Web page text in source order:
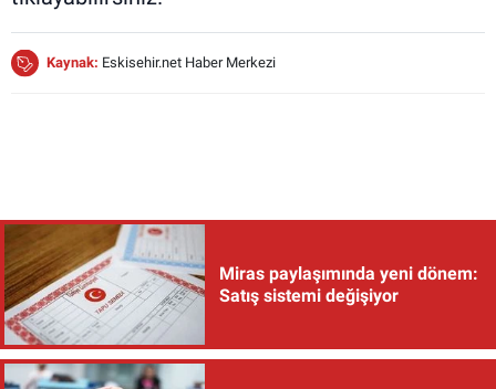
Kaynak: Eskisehir.net Haber Merkezi
Miras paylaşımında yeni dönem:
Satış sistemi değişiyor